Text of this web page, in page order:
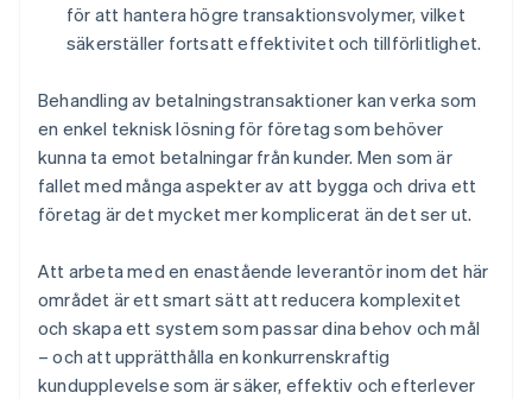
för att hantera högre transaktionsvolymer, vilket
säkerställer fortsatt effektivitet och tillförlitlighet.
Behandling av betalningstransaktioner kan verka som
en enkel teknisk lösning för företag som behöver
kunna ta emot betalningar från kunder. Men som är
fallet med många aspekter av att bygga och driva ett
företag är det mycket mer komplicerat än det ser ut.
Att arbeta med en enastående leverantör inom det här
området är ett smart sätt att reducera komplexitet
och skapa ett system som passar dina behov och mål
– och att upprätthålla en konkurrenskraftig
kundupplevelse som är säker, effektiv och efterlever